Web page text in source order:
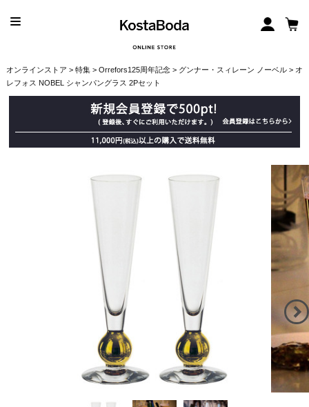
オンラインストア > 特集> Orrefors125周年記念> グンナー・スィレーン ノーベル> オ
レフォス NOBEL シャンパングラス 2Pセット